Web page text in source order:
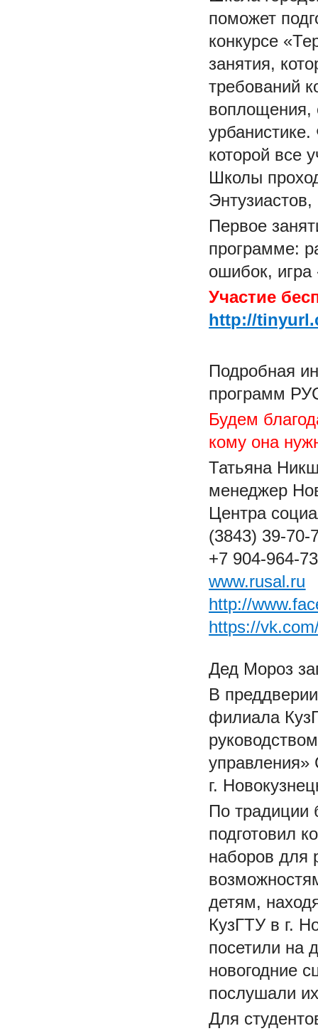
поможет
конкурсе
занятия,
требований
воплощения,
которой все
Школы
Энтузиастов,
Первое
программе:
ошибок, игра
Участие
http://
Подробная
программ
Будем
кому она
Татьяна
менеджер
Центра
(3843) 39-70-
+7 904-964-
www.rusal.ru
http://
https://
Дед Мороз
В
филиала
управления»
г.
По
подготовил
наборов для
детям,
КузГТУ в г.
посетили на
новогодние
послушали
Для